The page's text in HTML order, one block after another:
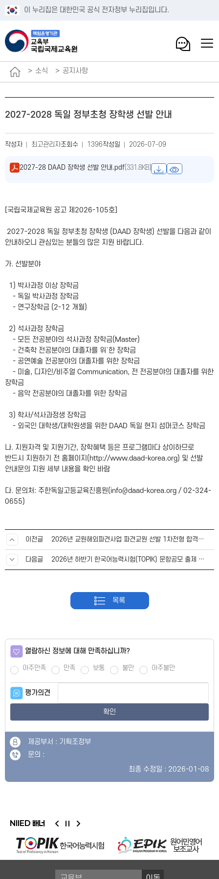
이 누리집은 대한민국 공식 전자정부 누리집입니다.
소식 공지사항
2027-2028 독일 정부초청 장학생 선발 안내
작성자 최고관리자조회수 1396작성일 2026-07-09
2027-28 DAAD 장학생 선발 안내.pdf [331.8KB]
[국립국제교육원 공고 제2026-105호]
2027-2028 독일 정부초청 장학생 (DAAD 장학생) 선발을 다음과 같이
안내하오니 관심있는 분들의 많은 지원 바랍니다.
가. 선발분야
1) 박사과정 이상 장학금
- 독일 박사과정 장학금
- 연구장학금 (2-12 개월)
2) 석사과정 장학금
- 모든 전공분야의 석사과정 장학금(Master)
- 건축학 전공분야의 대졸자를 위`한 장학금
- 공연예술 전공분야의 대졸자를 위한 장학금
- 미술, 디자인/비주얼 Communication, 전 전공분야의 대졸자를 위한
장학금
- 음악 전공분야의 대졸자를 위한 장학금
3) 학사/석사과정생 장학금
- 외국인 대학생/대학원생을 위한 DAAD 독일 현지 섬머코스 장학금
나. 지원자격 및 지원기간, 장학혜택 등은 프로그램마다 상이하므로
반드시 지원하기 전 홈페이지( http://www.daad-korea.org) 및 선발
안내문의 지원 세부 내용을 확인 바람
다. 문의처: 주한독일고등교육진흥원(info@daad-korea.org / 02-324-
0655)
이전글 2026년 교원해외파견사업 파견교원 선발 1차전형 합격자 공고 및 2차전형 안내
다음글 2026년 하반기 한국어능력시험(TOPIK) 문항공모 출제 참가자 모집 공고
목록
열람하신 정보에 대해 만족하십니까?
아주만족 만족 보통 불만 아주불만
평가의견
확인
제공부서 : 기획조정부
문의 :
최종 수정일 : 2026-01-08
NIIED 배너